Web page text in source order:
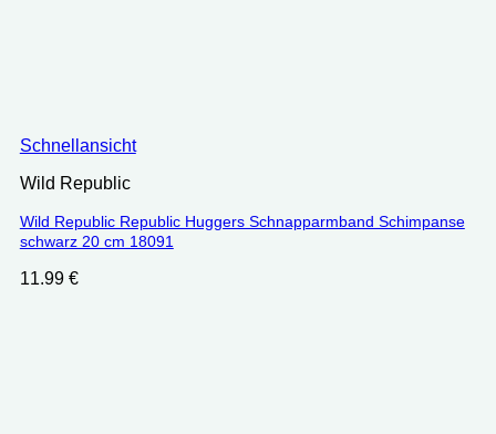
Schnellansicht
Wild Republic
Wild Republic Republic Huggers Schnapparmband Schimpanse
schwarz 20 cm 18091
11.99 €